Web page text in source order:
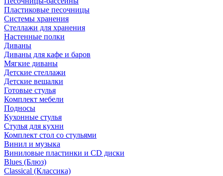
Пластиковые песочницы
Системы хранения
Стеллажи для хранения
Настенные полки
Диваны
Диваны для кафе и баров
Мягкие диваны
Детские стеллажи
Детские вешалки
Готовые стулья
Комплект мебели
Подносы
Кухонные стулья
Стулья для кухни
Комплект стол со стульями
Винил и музыка
Виниловые пластинки и CD диски
Blues (Блюз)
Classical (Классика)